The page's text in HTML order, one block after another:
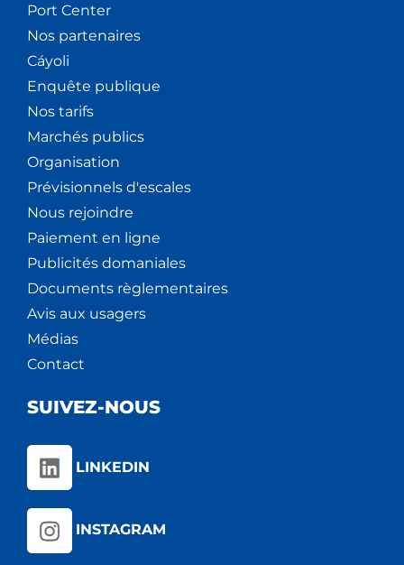
Port Center
Nos partenaires
Cáyoli
Enquête publique
Nos tarifs
Marchés publics
Organisation
Prévisionnels d'escales
Nous rejoindre
Paiement en ligne
Publicités domaniales
Documents règlementaires
Avis aux usagers
Médias
Contact
SUIVEZ-NOUS
LINKEDIN
INSTAGRAM